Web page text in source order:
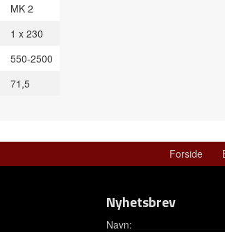
MK 2
1 x 230
550-2500
71,5
Forside
Nyhetsbrev
Navn: